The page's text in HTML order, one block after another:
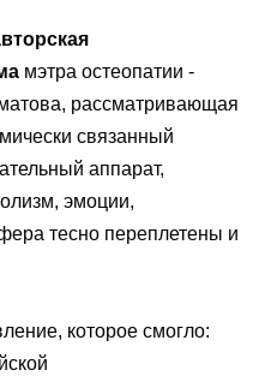
мэтра остеопатии -
рассматривающая
связанный
аппарат,
эмоции,
тесно переплетены и
которое смогло: